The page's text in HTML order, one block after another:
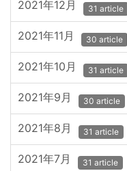
2021年12月 31 article
2021年11月 30 article
2021年10月 31 article
2021年9月 30 article
2021年8月 31 article
2021年7月 31 article